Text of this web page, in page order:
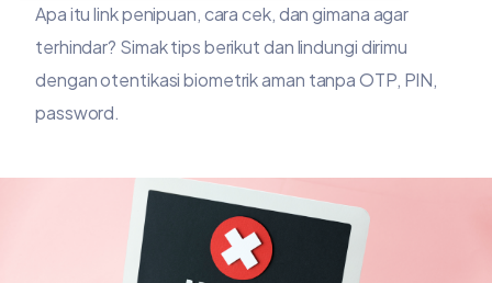
Apa itu link penipuan, cara cek, dan gimana agar
terhindar? Simak tips berikut dan lindungi dirimu
dengan otentikasi biometrik aman tanpa OTP, PIN,
password.